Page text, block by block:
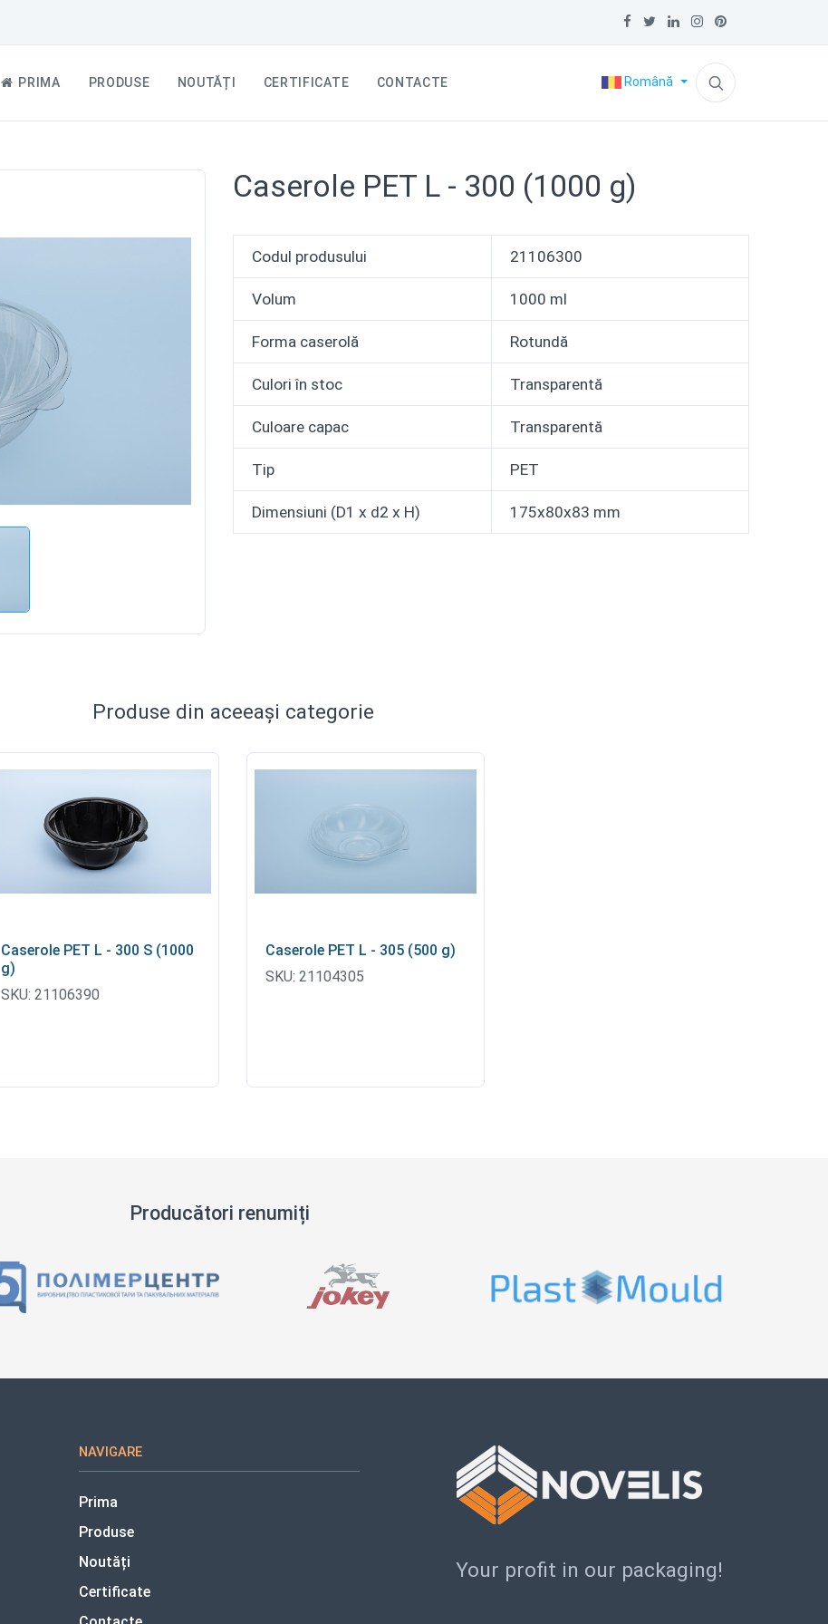
PRIMA PRODUSE NOUTĂȚI CERTIFICATE CONTACTE Română
Caserole PET L - 300 (1000 g)
Codul produsului 21106300
Volum 1000 ml
Forma caserolă Rotundă
Culori în stoc Transparentă
Culoare capac Transparentă
Tip PET
Dimensiuni (D1 x d2 x H) 175x80x83 mm
Produse din aceeași categorie
Caserole PET L - 300 S (1000
g)
SKU: 21106390
Caserole PET L - 305 (500 g)
SKU: 21104305
Producători renumiți
NAVIGARE
Prima
Produse
Noutăți
Certificate
Your profit in our packaging!